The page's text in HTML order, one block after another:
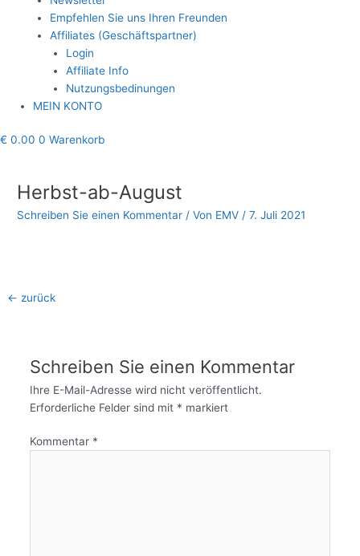
Empfehlen Sie uns Ihren Freunden
Affiliates (Geschäftspartner)
Login
Affiliate Info
Nutzungsbedinungen
MEIN KONTO
€ 0.00 0 Warenkorb
Herbst-ab-August
Schreiben Sie einen Kommentar / Von EMV /7. Juli 2021
← zurück
Schreiben Sie einen Kommentar
Ihre E-Mail-Adresse wird nicht veröffentlicht.
Erforderliche Felder sind mit * markiert
Kommentar *